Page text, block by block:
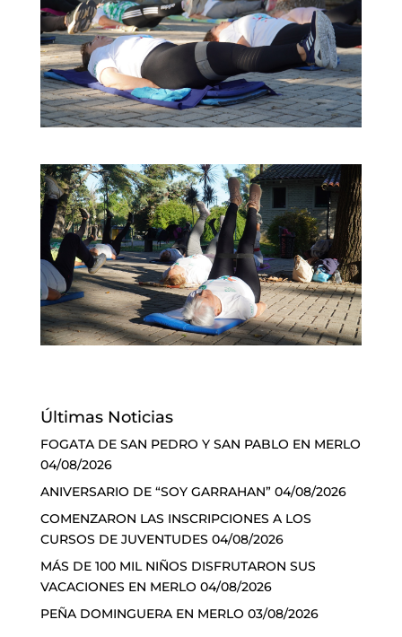
Últimas Noticias
FOGATA DE SAN PEDRO Y SAN PABLO EN MERLO
04/08/2026
ANIVERSARIO DE “SOY GARRAHAN” 04/08/2026
COMENZARON LAS INSCRIPCIONES A LOS
CURSOS DE JUVENTUDES 04/08/2026
MÁS DE 100 MIL NIÑOS DISFRUTARON SUS
VACACIONES EN MERLO 04/08/2026
PEÑA DOMINGUERA EN MERLO 03/08/2026